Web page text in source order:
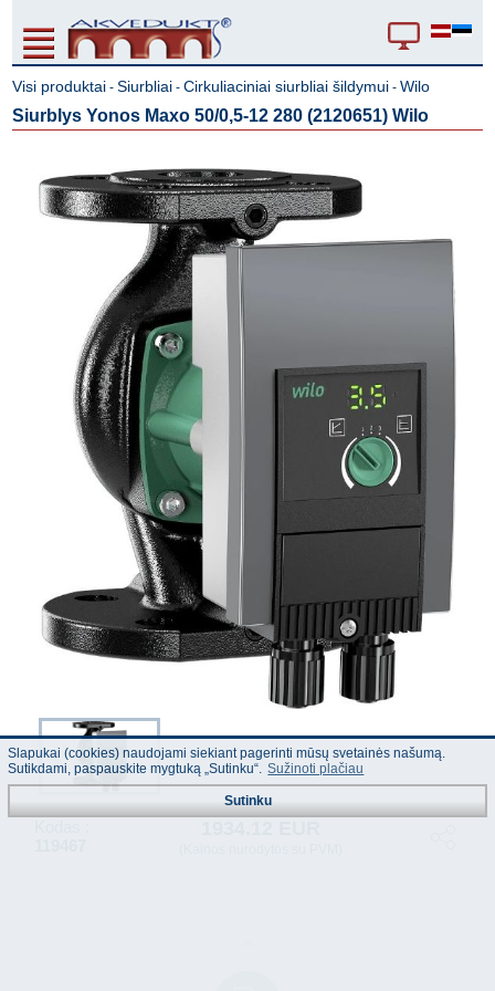
Visi produktai -Siurbliai -Cirkuliaciniai siurbliai šildymui -Wilo
Siurblys Yonos Maxo 50/0,5-12 280 (2120651) Wilo
Slapukai (cookies) naudojami siekiant pagerinti mūsų svetainės našumą.
Sutikdami, paspauskite mygtuką „Sutinku“. Sužinoti plačiau
Sutinku